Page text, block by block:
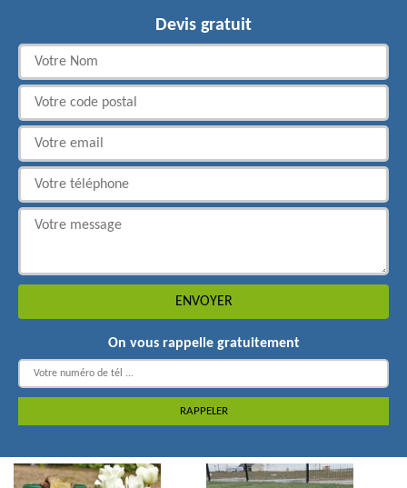
Devis gratuit
On vous rappelle gratuitement